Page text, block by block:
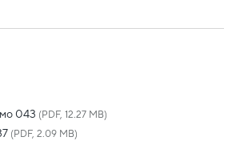
043 (PDF, 12.27 MB)
(PDF, 2.09 MB)